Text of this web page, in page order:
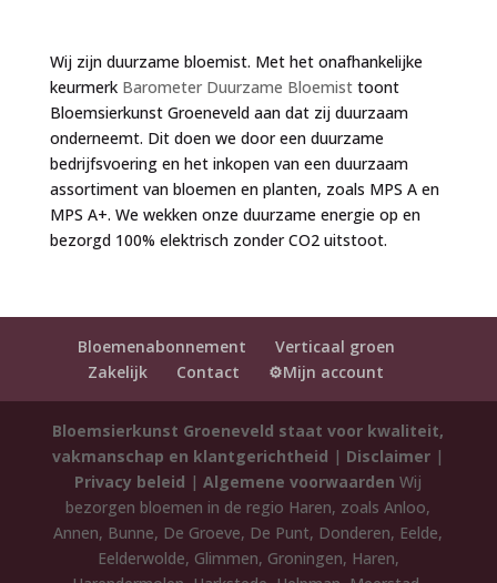
Wij zijn duurzame bloemist. Met het onafhankelijke
keurmerk Barometer Duurzame Bloemisttoont
Bloemsierkunst Groeneveld aan dat zij duurzaam
onderneemt. Dit doen we door een duurzame
bedrijfsvoering en het inkopen van een duurzaam
assortiment van bloemen en planten, zoals MPS A en
MPS A+. We wekken onze duurzame energie op en
bezorgd 100% elektrisch zonder CO2 uitstoot.
Bloemenabonnement
Verticaal groen
Zakelijk
Contact ⚙️Mijn account
Bloemsierkunst Groeneveld staat voor kwaliteit,
vakmanschap en klantgerichtheid | Disclaimer |
Privacy beleid |Algemene voorwaarden Wij
bezorgen bloemen in de regio Haren, zoals Anloo,
Annen, Bunne, De Groeve, De Punt, Donderen, Eelde,
Eelderwolde, Glimmen, Groningen, Haren,